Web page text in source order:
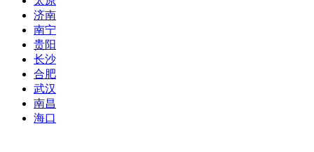
济南
南宁
贵阳
长沙
合肥
武汉
南昌
海口